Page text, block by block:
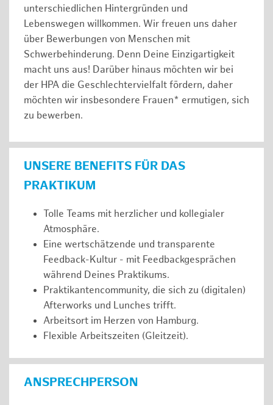
unterschiedlichen Hintergründen und
Lebenswegen willkommen. Wir freuen uns daher
über Bewerbungen von Menschen mit
Schwerbehinderung. Denn Deine Einzigartigkeit
macht uns aus! Darüber hinaus möchten wir bei
der HPA die Geschlechtervielfalt fördern, daher
möchten wir insbesondere Frauen* ermutigen, sich
zu bewerben.
UNSERE BENEFITS FÜR DAS
PRAKTIKUM
Tolle Teams mit herzlicher und kollegialer
Atmosphäre.
Eine wertschätzende und transparente
Feedback-Kultur - mit Feedbackgesprächen
während Deines Praktikums.
Praktikantencommunity, die sich zu (digitalen)
Afterworks und Lunches trifft.
Arbeitsort im Herzen von Hamburg.
Flexible Arbeitszeiten (Gleitzeit).
ANSPRECHPERSON